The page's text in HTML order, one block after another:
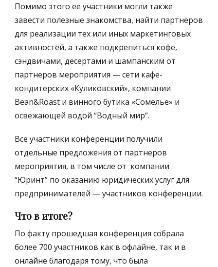
Помимо этого ее участники могли также
завести полезные знакомства, найти партнеров
для реализации тех или иных маркетинговых
активностей, а также подкрепиться кофе,
сэндвичами, десертами и шампанским от
партнеров мероприятия — сети кафе-
кондитерских «Куликовский», компании
Bean&Roast и винного бутика «Сомелье» и
освежающей водой “Водный мир”.
Все участники конференции получили
отдельные предложения от партнеров
мероприятия, в том числе от компании
“Юринт” по оказанию юридических услуг для
предпринимателей — участников конференции.
Что в итоге?
По факту прошедшая конференция собрала
более 700 участников как в офлайне, так и в
онлайне благодаря тому, что была